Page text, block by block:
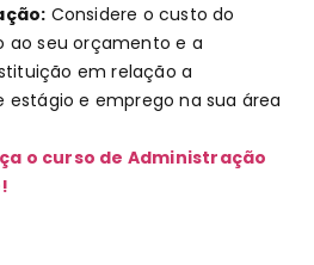
Considere o custo do
ao seu orçamento e a
em relação a
estágio e emprego na sua área
o curso de Administração